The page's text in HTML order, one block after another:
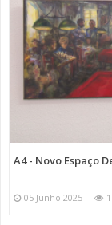
A4 - Novo Espaço
05 Junho 2025